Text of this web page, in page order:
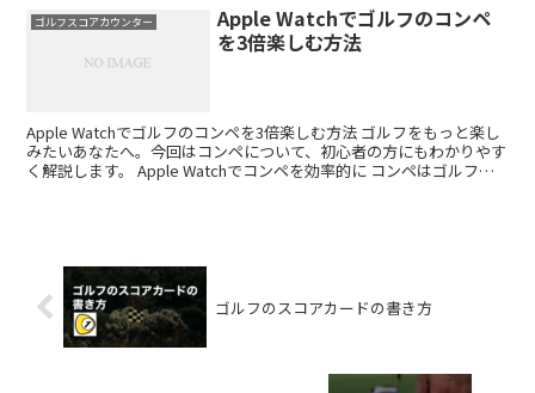
ゴルフスコアカウンター
Apple Watchでゴルフのコンペ
を3倍楽しむ方法
Apple Watchでゴルフのコンペを3倍楽しむ方法 ゴルフをもっと楽し
みたいあなたへ。今回はコンペについて、初心者の方にもわかりやす
く解説します。 Apple Watchでコンペを効率的に コンペはゴルフを
ゴルフのスコアカードの書き方